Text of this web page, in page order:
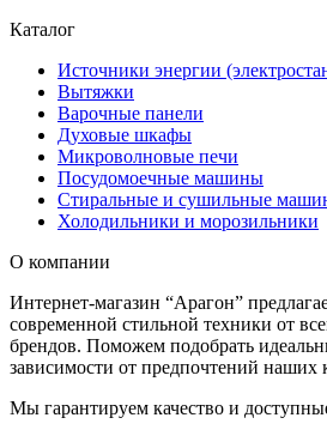
Каталог
Источники энергии
Вытяжки
Варочные панели
Духовые шкафы
Микроволновые печи
Посудомоечные машины
Стиральные и сушильные
Холодильники и морозильники
О компании
Интернет-магазин “Арагон”
современной стильной техники от
брендов. Поможем подобрать
зависимости от предпочтений наших
Мы гарантируем качество и